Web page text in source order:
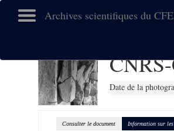
Archives scientifiques du
Date de la
Consulter le document Information sur les